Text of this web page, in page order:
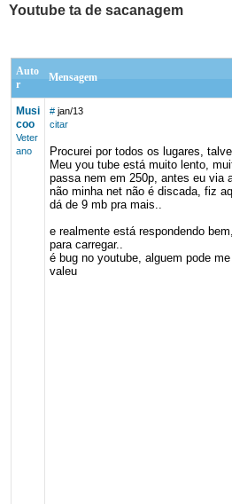
Youtube ta de sacanagem
Auto
r
Mensagem
Musi
coo
Veter
ano
# jan/13
citar
Procurei por todos os lugares,
Meu you tube está muito lento,
passa nem em 250p, antes eu via
não minha net não é discada, fiz
dá de 9 mb pra mais..
e realmente está respondendo
para carregar..
é bug no youtube, alguem pode
valeu